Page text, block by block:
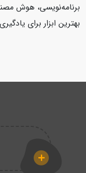
برنامه‌نویسی، هوش
بهترین ابزار برای